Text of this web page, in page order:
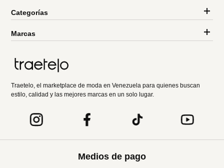
Categorías
Marcas
Traetelo, el marketplace de moda en Venezuela para quienes buscan
estilo, calidad y las mejores marcas en un solo lugar.
Medios de pago